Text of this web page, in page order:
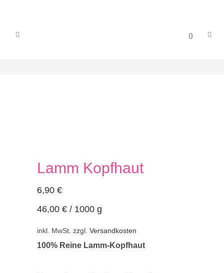
0
Lamm Kopfhaut
6,90 €
46,00 € / 1000 g
inkl. MwSt. zzgl. Versandkosten
100% Reine Lamm-Kopfhaut